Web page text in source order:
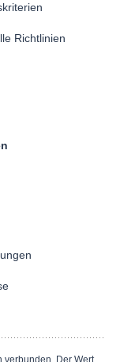
Richtlinien
verbunden. Der Wert